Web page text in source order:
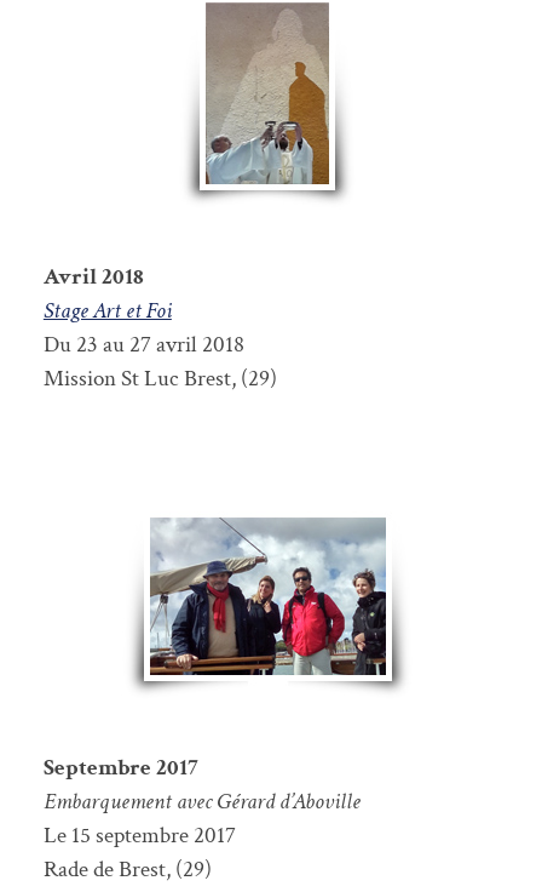
Avril 2018
Stage Art et Foi
Du 23 au 27 avril 2018
Mission St Luc Brest, (29)
Septembre 2017
Embarquement avec Gérard d’Aboville
Le 15 septembre 2017
Rade de Brest, (29)